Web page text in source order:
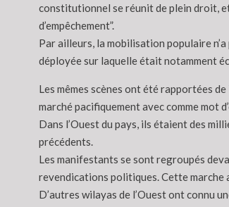
constitutionnel se réunit de plein droit,
d’empêchement”.
Par ailleurs, la mobilisation populaire
déployée sur laquelle était notamment
Les mêmes scènes ont été rapportées
marché pacifiquement avec comme mot
Dans l’Ouest du pays, ils étaient des
précédents.
Les manifestants se sont regroupés
revendications politiques. Cette marche
D’autres wilayas de l’Ouest ont connu